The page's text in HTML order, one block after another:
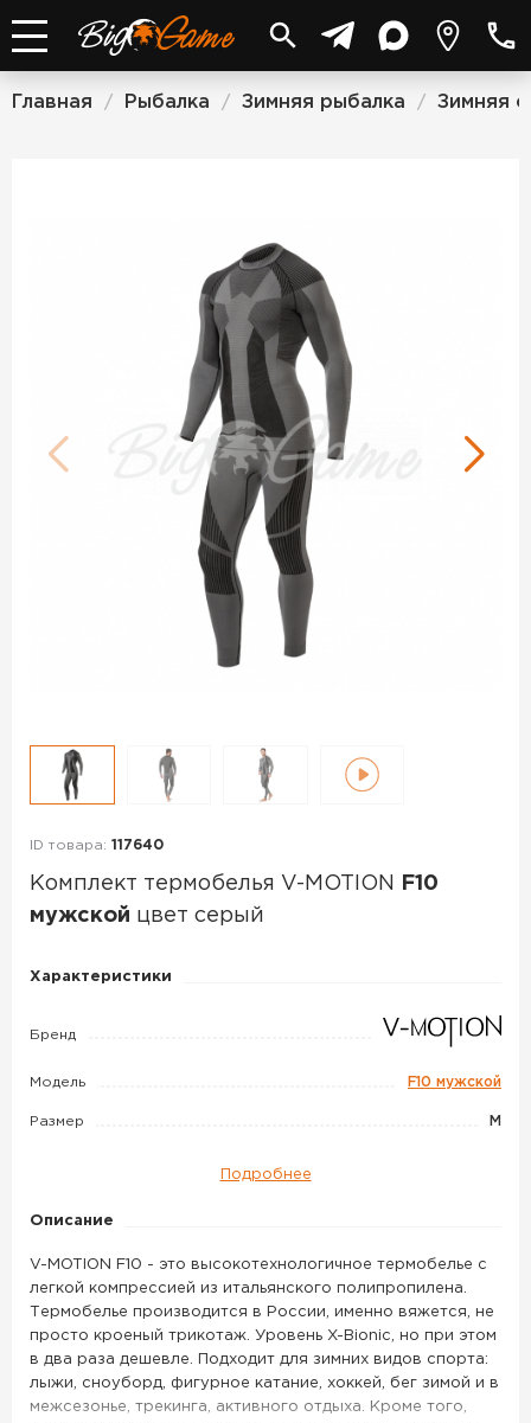
Главная / Рыбалка / Зимняя рыбалка / Зимняя
ID товара: 117640
Комплект термобелья V-MOTION
F10
мужской цвет серый
Комплект
V-
F10
мужской
Характеристики
Бренд
Модель F10 мужской
Размер M
Подробнее
Описание
V-MOTION F10 - это высокотехнологичное термобелье с
легкой компрессией из итальянского полипропилена.
Термобелье производится в России, именно вяжется, не
просто кроеный трикотаж. Уровень X-Bionic, но при этом
в два раза дешевле. Подходит для зимних видов спорта:
лыжи, сноуборд, фигурное катание, хоккей, бег зимой и в
межсезонье, трекинга, активного отдыха. Кроме того,